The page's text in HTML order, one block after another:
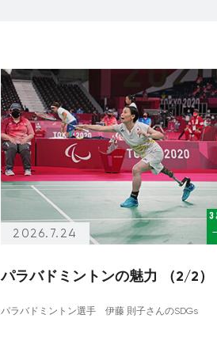
2026.7.24
パラバドミントンの魅力 （2/2）
パラバドミントン選手 伊藤 則子さんのSDGs